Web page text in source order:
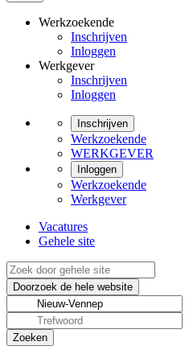
Werkzoekende
Inschrijven
Inloggen
Werkgever
Inschrijven
Inloggen
Inschrijven
Werkzoekende
WERKGEVER
Inloggen
Werkzoekende
Werkgever
Vacatures
Gehele site